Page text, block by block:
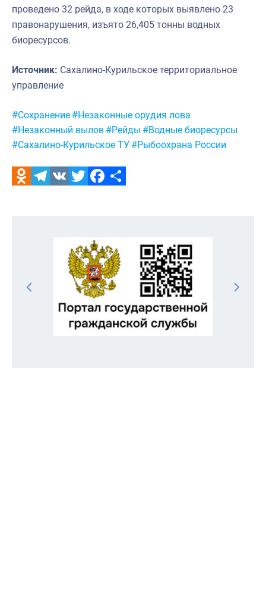
проведено 32 рейда, в ходе которых выявлено 23
правонарушения, изъято 26,405 тонны водных
биоресурсов.
Источник: Сахалино-Курильское территориальное
управление
Метки:
#Сохранение #Незаконные орудия лова
#Незаконный вылов #Рейды #Водные биоресурсы
#Сахалино-Курильское ТУ #Рыбоохрана России